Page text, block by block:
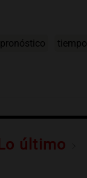
pronóstico tiempo
Lo último